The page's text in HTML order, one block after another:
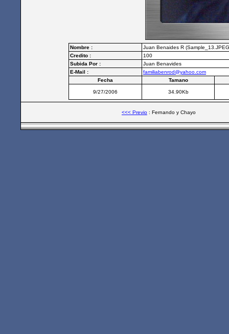
Nombre :
Juan Benaides R
Credito :
100
Subida Por :
Juan Benavides
E-Mail :
familiabenrod@yahoo.com
Fecha
Tamano
9/27/2006 34.90Kb
<<< Previo : Fernando y Chayo